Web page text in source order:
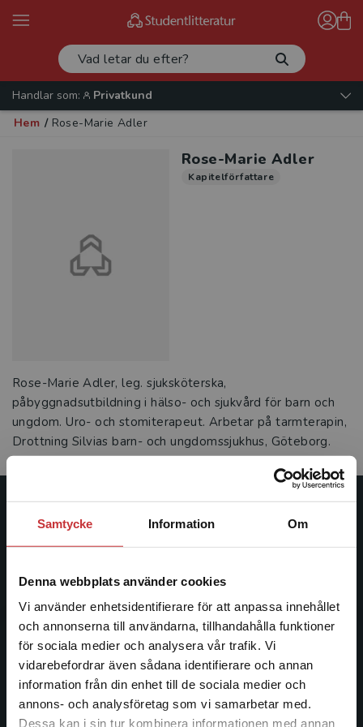
Samtycke Information Om
Denna webbplats använder cookies
Vi använder enhetsidentifierare för att anpassa innehållet
och annonserna till användarna, tillhandahålla funktioner
för sociala medier och analysera vår trafik. Vi
vidarebefordrar även sådana identifierare och annan
information från din enhet till de sociala medier och
annons- och analysföretag som vi samarbetar med.
Dessa kan i sin tur kombinera informationen med annan
Begränsad fraktregion
Handlar som:
Privatkund
Hem / Rose-Marie Adler
Rose-Marie Adler
Kapitelförfattare
Rose-Marie Adler, leg. sjuksköterska,
påbyggnadsutbildning i hälso- och sjukvård för barn och
ungdom. Uro- och stomiterapeut. Arbetar på tarmterapin,
Drottning Silvias barn- och ungdomssjukhus, Göteborg.
Studentlitteratur
ledande utbildningsförlag. Med läromedel, kurslitteratur,
facklitteratur, utbildningar och digitala
informationstjänster i utbudet, finns Studentlitteratur med
längs hela kunskapsresan.
Kontakta oss
Kontakta oss